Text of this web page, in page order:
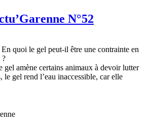
N°52
quoi le gel peut-il être une contrainte en
?
gel amène certains animaux à devoir lutter
gel rend l’eau inaccessible, car elle